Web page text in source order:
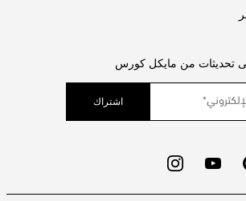
تحديثات من مايكل كورس
اشتراك